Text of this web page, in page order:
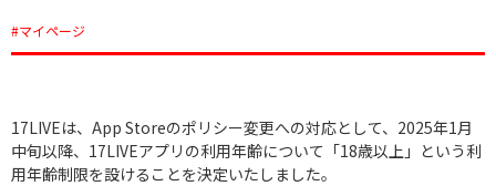
#マイページ
17LIVEは、App Storeのポリシー変更への対応として、2025年1月
中旬以降、17LIVEアプリの利用年齢について「18歳以上」という利
用年齢制限を設けることを決定いたしました。